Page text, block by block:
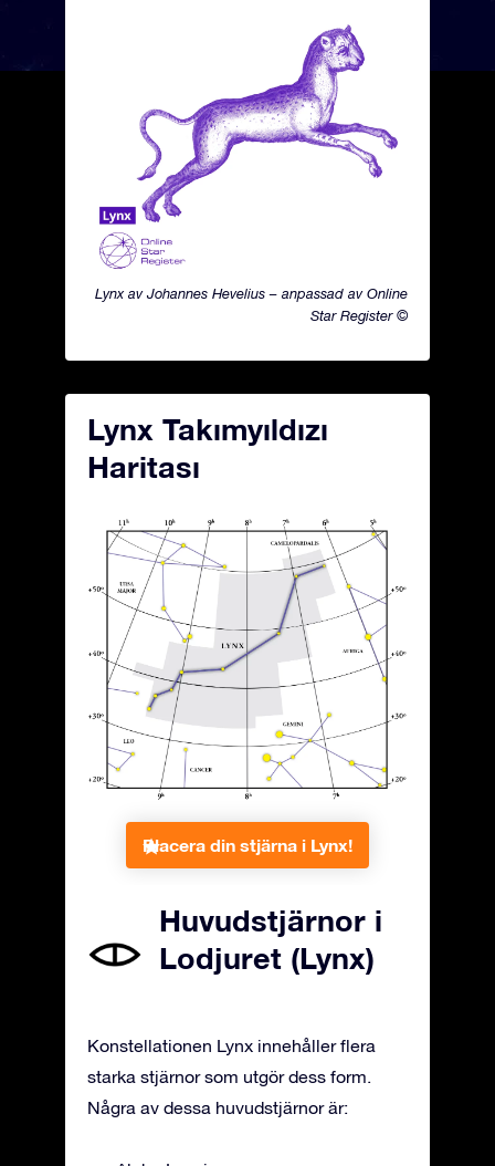
Lynx av Johannes Hevelius – anpassad av Online
Star Register ©
Lynx Takımyıldızı
Haritası
Placera din stjärna i Lynx!
Huvudstjärnor i
Lodjuret (Lynx)
Konstellationen Lynx innehåller flera
starka stjärnor som utgör dess form.
Några av dessa huvudstjärnor är: